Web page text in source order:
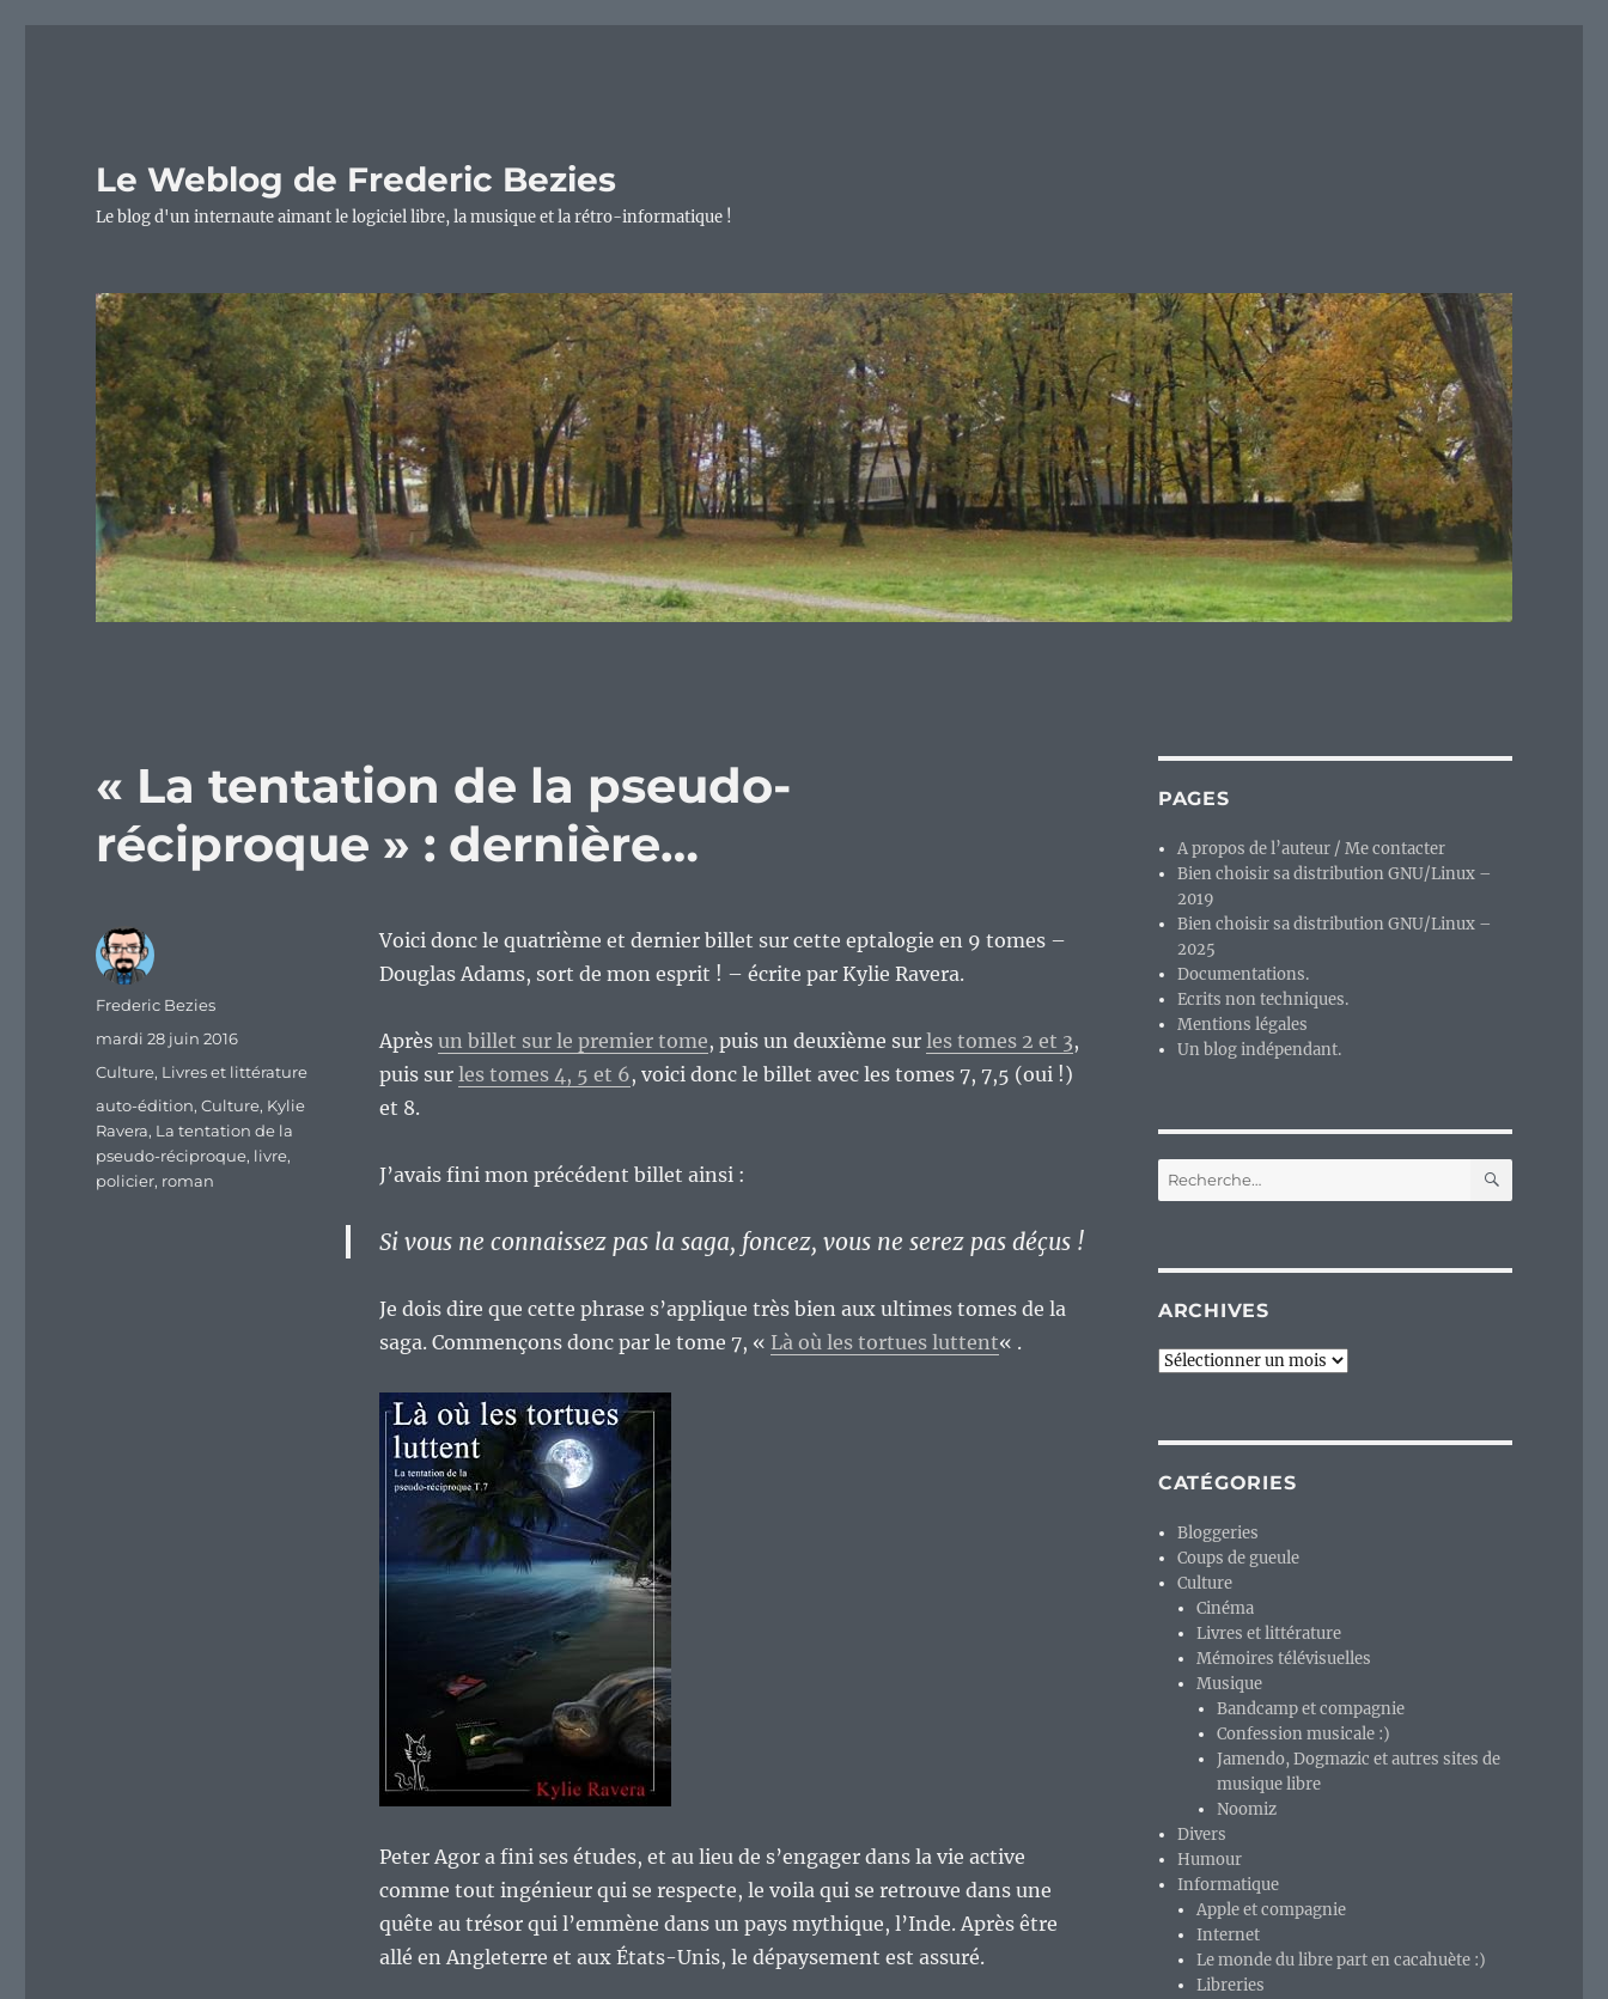
Le Weblog de Frederic Bezies
Le blog d'un internaute aimant le logiciel libre, la musique et la rétro-informatique !
« La tentation de la pseudo-
réciproque » : dernière…
Voici donc le quatrième et dernier billet sur cette eptalogie en 9 tomes –
Douglas Adams, sort de mon esprit ! – écrite par Kylie Ravera.
Après un billet sur le premier tome, puis un deuxième sur les tomes 2 et 3,
puis sur les tomes 4, 5 et 6, voici donc le billet avec les tomes 7, 7,5 (oui !)
et 8.
J’avais fini mon précédent billet ainsi :
Si vous ne connaissez pas la saga, foncez, vous ne serez pas déçus !
Je dois dire que cette phrase s’applique très bien aux ultimes tomes de la
saga. Commençons donc par le tome 7, « Là où les tortues luttent« .
Peter Agor a fini ses études, et au lieu de s’engager dans la vie active
comme tout ingénieur qui se respecte, le voila qui se retrouve dans une
quête au trésor qui l’emmène dans un pays mythique, l’Inde. Après être
allé en Angleterre et aux États-Unis, le dépaysement est assuré.
Auteur
Frederic Bezies
Publié
mardi 28 juin 2016
Catégories
Culture, Livres et littérature
Étiquettes
auto-édition,Culture, Kylie
Ravera, La tentation de la
pseudo-réciproque, livre,
policier, roman
PAGES
A propos de l’auteur / Me contacter
Bien choisir sa distribution GNU/Linux –
2019
Bien choisir sa distribution GNU/Linux –
2025
Documentations.
Ecrits non techniques.
Mentions légales
Un blog indépendant.
Recherche
pour :
ARCHIVES
Archives
CATÉGORIES
Bloggeries
Coups de gueule
Culture
Cinéma
Livres et littérature
Mémoires télévisuelles
Musique
Bandcamp et compagnie
Confession musicale :)
Jamendo, Dogmazic et autres sites de
musique libre
Noomiz
Divers
Humour
Informatique
Apple et compagnie
Internet
Le monde du libre part en cacahuète :)
Libreries